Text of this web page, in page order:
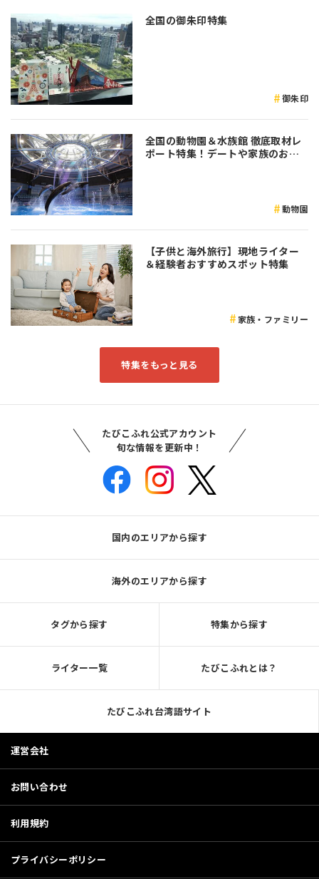
全国の御朱印特集
御朱印
全国の動物園＆水族館 徹底取材レ
ポート特集！デートや家族のおで
動物園
【子供と海外旅行】現地ライター
＆経験者おすすめスポット特集
家族・ファミリー
特集をもっと見る
たびこふれ公式アカウント
旬な情報を更新中！
国内のエリアから探す
海外のエリアから探す
タグから探す 特集から探す
ライター一覧 たびこふれとは？
たびこふれ台湾語サイト
運営会社
お問い合わせ
利用規約
プライバシーポリシー